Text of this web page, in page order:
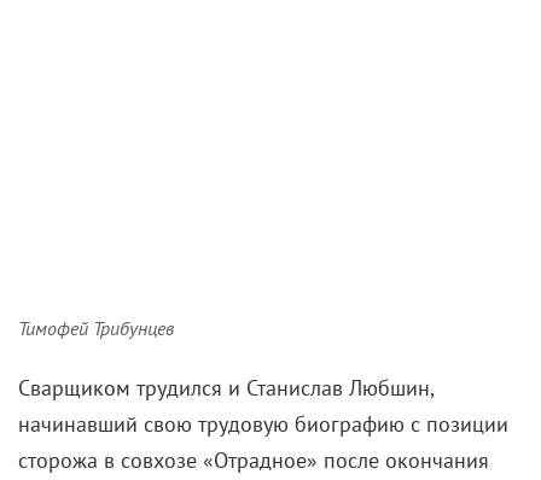
Тимофей Трибунцев
Сварщиком трудился и Станислав Любшин,
начинавший свою трудовую биографию с позиции
сторожа в совхозе «Отрадное» после окончания